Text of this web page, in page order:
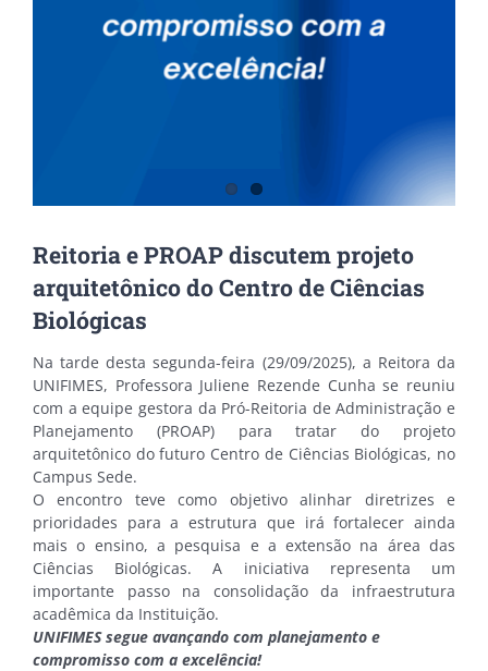
Reitoria e PROAP discutem projeto
arquitetônico do Centro de Ciências
Biológicas
Na tarde desta segunda-feira (29/09/2025), a Reitora da
UNIFIMES, Professora Juliene Rezende Cunha se reuniu
com a equipe gestora da Pró-Reitoria de Administração e
Planejamento (PROAP) para tratar do projeto
arquitetônico do futuro Centro de Ciências Biológicas, no
Campus Sede.
O encontro teve como objetivo alinhar diretrizes e
prioridades para a estrutura que irá fortalecer ainda
mais o ensino, a pesquisa e a extensão na área das
Ciências Biológicas. A iniciativa representa um
importante passo na consolidação da infraestrutura
acadêmica da Instituição.
UNIFIMES segue avançando com planejamento e
compromisso com a excelência!